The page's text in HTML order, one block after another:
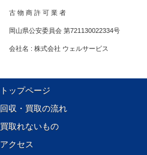
古 物 商 許 可 業 者
岡山県公安委員会 第721130022334号
会社名 : 株式会社 ウェルサービス
トップページ
回収・買取の流れ
買取れないもの
アクセス